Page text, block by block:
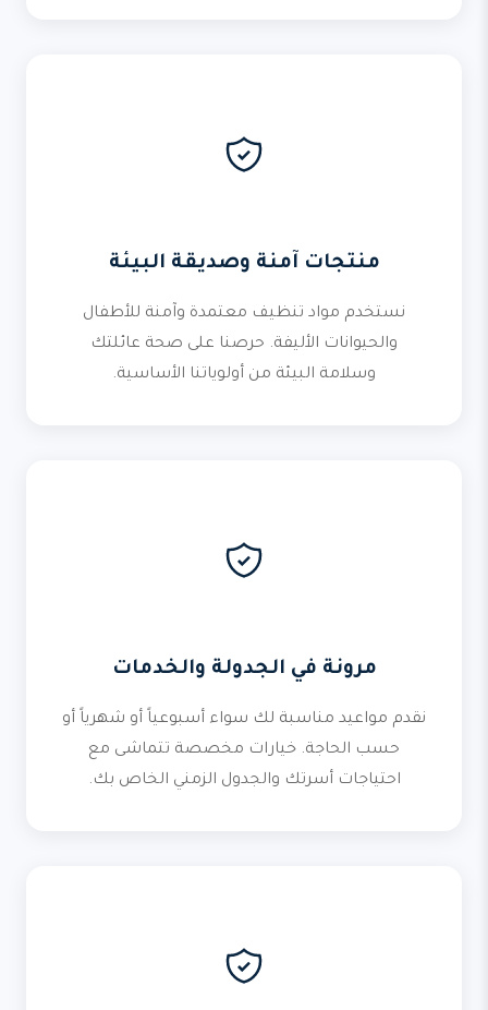
منتجات آمنة وصديقة البيئة
نستخدم مواد تنظيف معتمدة وآمنة للأطفال
والحيوانات الأليفة. حرصنا على صحة عائلتك
وسلامة البيئة من أولوياتنا الأساسية.
مرونة في الجدولة والخدمات
نقدم مواعيد مناسبة لك سواء أسبوعياً أو شهرياً أو
حسب الحاجة. خيارات مخصصة تتماشى مع
احتياجات أسرتك والجدول الزمني الخاص بك.